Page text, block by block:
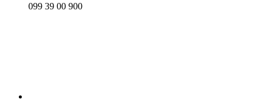
099 39 00 900